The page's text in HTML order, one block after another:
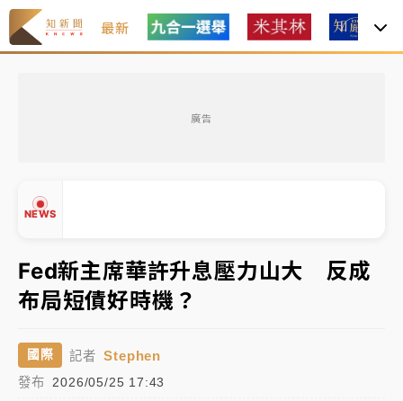
最新
廣告
NEWS
中信慈善基金會想增加董事人數！辜仲諒向法院聲請遭
駁 理由曝光
故宮《龍藏經》特展第2檔！今線上預約開賣一度塞車
周六起展出延長至晚上7時
台東農業處長涉圖利渡假村！東檢抗告成功 今重開羈
父親節泡湯了！中颱白海豚雨彈轟3天 「紅到發紫」降
雨熱區曝
Fed新主席華許升息壓力山大 反成
布局短債好時機？
國際 記者 Stephen
發布 2026/05/25 17:43